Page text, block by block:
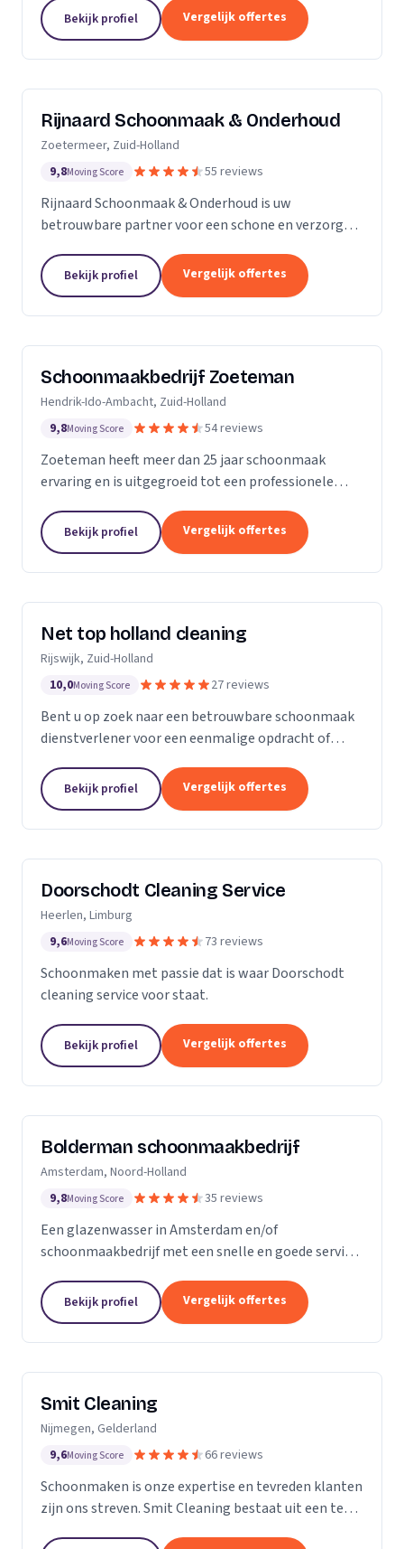
general cleaning to deep cleaning, so you can...
Bekijk profiel Vergelijk offertes
Rijnaard Schoonmaak & Onderhoud
Zoetermeer, Zuid-Holland
9,8Moving Score 55 reviews
Rijnaard Schoonmaak & Onderhoud is uw
betrouwbare partner voor een schone en verzorgde
goed georganiseerd schoonmaakbedrijf uit
Zoetermeer, bieden wij...
Bekijk profiel Vergelijk offertes
Schoonmaakbedrijf Zoeteman
Hendrik-Ido-Ambacht, Zuid-Holland
9,8Moving Score 54 reviews
Zoeteman heeft meer dan 25 jaar schoonmaak
ervaring en is uitgegroeid tot een professionele
medewerkers zijn we actief in de regio Rotterdam,...
Bekijk profiel Vergelijk offertes
Net top holland cleaning
Rijswijk, Zuid-Holland
10,0Moving Score 27 reviews
Bent u op zoek naar een betrouwbare schoonmaak
dienstverlener voor een eenmalige opdracht of
groeiende onderneming die zich uit wilt breiden in
het vak.
Bekijk profiel Vergelijk offertes
Doorschodt Cleaning Service
Heerlen, Limburg
9,6Moving Score 73 reviews
Schoonmaken met passie dat is waar Doorschodt
cleaning service voor staat.
Bekijk profiel Vergelijk offertes
Bolderman schoonmaakbedrijf
Amsterdam, Noord-Holland
9,8Moving Score 35 reviews
Een glazenwasser in Amsterdam en/of
schoonmaakbedrijf met een snelle en goede service
schoonmaakmedewerkers zijn actief in héél
Amsterdam en ontzorgen u met...
Bekijk profiel Vergelijk offertes
Smit Cleaning
Nijmegen, Gelderland
9,6Moving Score 66 reviews
Schoonmaken is onze expertise en tevreden klanten
zijn ons streven. Smit Cleaning bestaat uit een team